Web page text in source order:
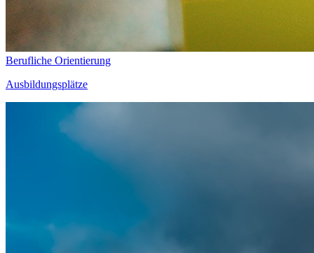
Berufliche Orientierung
Ausbildungsplätze